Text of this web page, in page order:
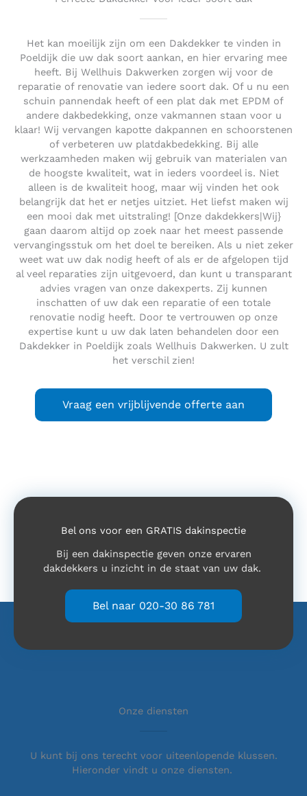
Het kan moeilijk zijn om een Dakdekker te vinden in
Poeldijk die uw dak soort aankan, en hier ervaring mee
heeft. Bij Wellhuis Dakwerken zorgen wij voor de
reparatie of renovatie van iedere soort dak. Of u nu een
schuin pannendak heeft of een plat dak met EPDM of
andere dakbedekking, onze vakmannen staan voor u
klaar! Wij vervangen kapotte dakpannen en schoorstenen
of verbeteren uw platdakbedekking. Bij alle
werkzaamheden maken wij gebruik van materialen van
de hoogste kwaliteit, wat in ieders voordeel is. Niet
alleen is de kwaliteit hoog, maar wij vinden het ook
belangrijk dat het er netjes uitziet. Het liefst maken wij
een mooi dak met uitstraling! [Onze dakdekkers|Wij}
gaan daarom altijd op zoek naar het meest passende
vervangingsstuk om het doel te bereiken. Als u niet zeker
weet wat uw dak nodig heeft of als er de afgelopen tijd
al veel reparaties zijn uitgevoerd, dan kunt u transparant
advies vragen van onze dakexperts. Zij kunnen
inschatten of uw dak een reparatie of een totale
renovatie nodig heeft. Door te vertrouwen op onze
expertise kunt u uw dak laten behandelen door een
Dakdekker in Poeldijk zoals Wellhuis Dakwerken. U zult
het verschil zien!
Vraag een vrijblijvende offerte aan
Bel ons voor een GRATIS dakinspectie
Bij een dakinspectie geven onze ervaren
dakdekkers u inzicht in de staat van uw dak.
Bel naar 020-30 86 781
Onze diensten
U kunt bij ons terecht voor uiteenlopende klussen.
Hieronder vindt u onze diensten.